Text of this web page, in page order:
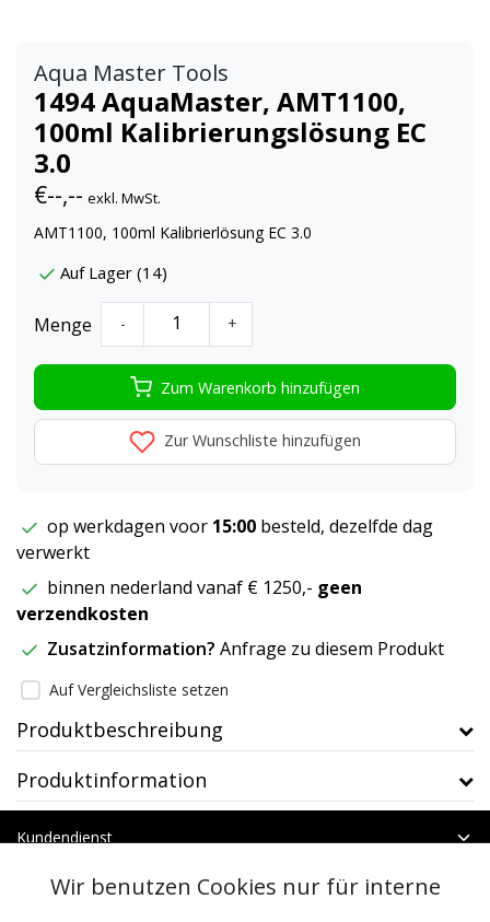
Aqua Master Tools
1494 AquaMaster, AMT1100,
100ml Kalibrierungslösung EC
3.0
€--,-- exkl. MwSt.
AMT1100, 100ml Kalibrierlösung EC 3.0
Auf Lager (14)
Menge - +
Zum Warenkorb hinzufügen
Zur Wunschliste hinzufügen
op werkdagen voor 15:00 besteld, dezelfde dag
verwerkt
binnen nederland vanaf € 1250,- geen
verzendkosten
Zusatzinformation? Anfrage zu diesem Produkt
Auf Vergleichsliste setzen
Produktbeschreibung
Produktinformation
Kundendienst
Kategorien
Wir benutzen Cookies nur für interne